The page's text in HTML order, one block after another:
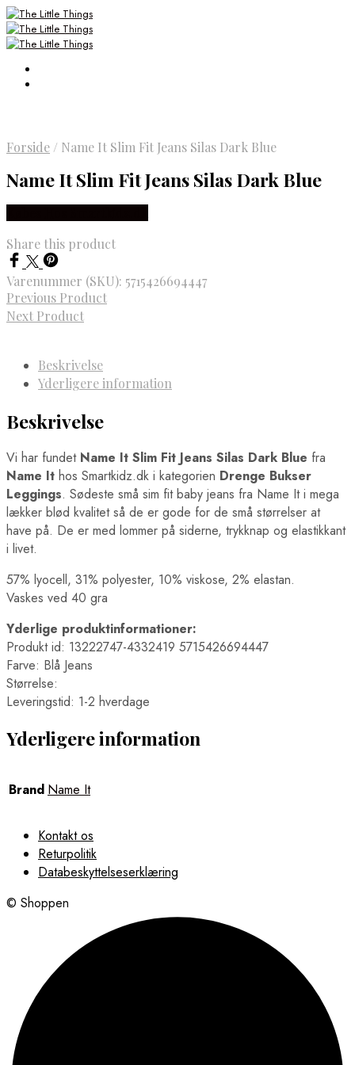
Forside / Name It Slim Fit Jeans Silas Dark Blue
Name It Slim Fit Jeans Silas Dark Blue
Share this product
Varenummer (SKU): 5715426694447
Previous Product
Next Product
Beskrivelse
Yderligere information
Beskrivelse
Vi har fundet Name It Slim Fit Jeans Silas Dark Blue fra
Name It hos Smartkidz.dk i kategorien Drenge Bukser
Leggings. Sødeste små sim fit baby jeans fra Name It i mega
lækker blød kvalitet så de er gode for de små størrelser at
have på. De er med lommer på siderne, trykknap og elastikkant
i livet.
57% lyocell, 31% polyester, 10% viskose, 2% elastan.
Vaskes ved 40 gra
Yderlige produktinformationer:
Produkt id: 13222747-4332419 5715426694447
Farve: Blå Jeans
Størrelse:
Leveringstid: 1-2 hverdage
Yderligere information
Brand Name It
Kontakt os
Returpolitik
Databeskyttelseserklæring
© Shoppen